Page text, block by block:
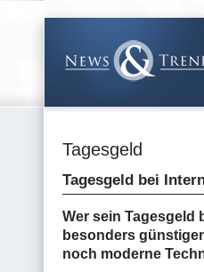
Tagesgeld
Tagesgeld bei
Wer sein Tagesgeld
besonders
noch moderne